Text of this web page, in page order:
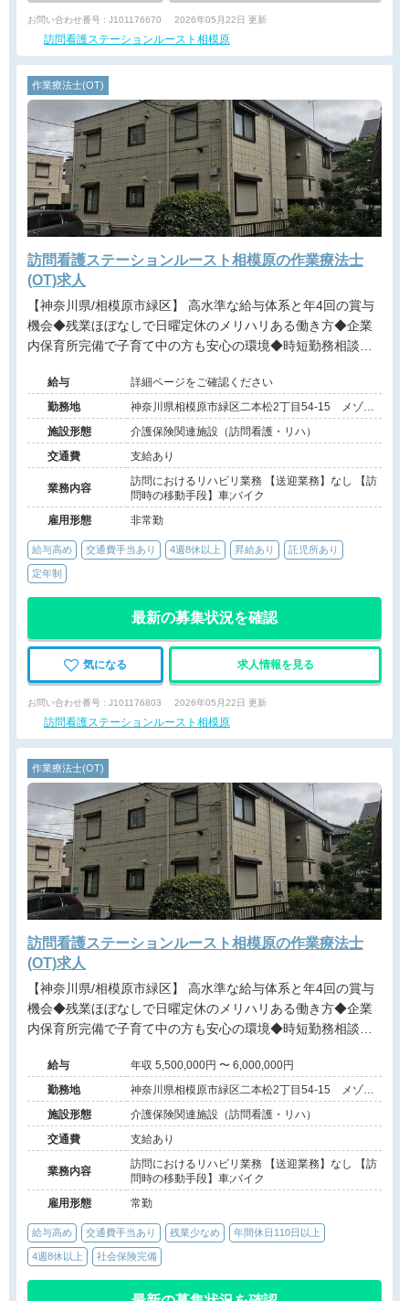
お問い合わせ番号 : J101176670 2026年05月22日 更新
訪問看護ステーションルースト相模原
作業療法士(OT)
訪問看護ステーションルースト相模原の作業療法士
(OT)求人
【神奈川県/相模原市緑区】 高水準な給与体系と年4回の賞与
機会◆残業ほぼなしで日曜定休のメリハリある働き方◆企業
内保育所完備で子育て中の方も安心の環境◆時短勤務相談可
給与
詳細ページをご確認ください
勤務地
神奈川県相模原市緑区二本松2丁目54-15 メゾン
N102号室
施設形態
介護保険関連施設（訪問看護・リハ）
交通費
支給あり
業務内容
訪問におけるリハビリ業務 【送迎業務】なし 【訪
問時の移動手段】車;バイク
雇用形態
非常勤
給与高め 交通費手当あり 4週8休以上 昇給あり 託児所あり
定年制
最新の募集状況を確認
気になる 求人情報を見る
お問い合わせ番号 : J101176803 2026年05月22日 更新
訪問看護ステーションルースト相模原
作業療法士(OT)
訪問看護ステーションルースト相模原の作業療法士
(OT)求人
【神奈川県/相模原市緑区】 高水準な給与体系と年4回の賞与
機会◆残業ほぼなしで日曜定休のメリハリある働き方◆企業
内保育所完備で子育て中の方も安心の環境◆時短勤務相談可
給与
年収 5,500,000円 〜 6,000,000円
勤務地
神奈川県相模原市緑区二本松2丁目54-15 メゾン
N102号室
施設形態
介護保険関連施設（訪問看護・リハ）
交通費
支給あり
業務内容
訪問におけるリハビリ業務 【送迎業務】なし 【訪
問時の移動手段】車;バイク
雇用形態
常勤
給与高め 交通費手当あり 残業少なめ 年間休日110日以上
4週8休以上 社会保険完備